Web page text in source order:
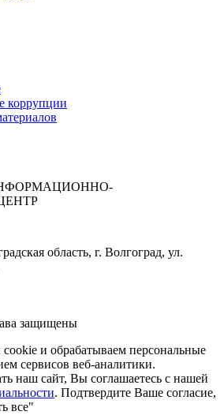
коррупции
область, г. Волгоград, ул.
защищены
и обрабатываем персональные
сервисов веб-аналитики.
наш сайт, Вы соглашаетесь с нашей
. Подтвердите Ваше согласие,
все"